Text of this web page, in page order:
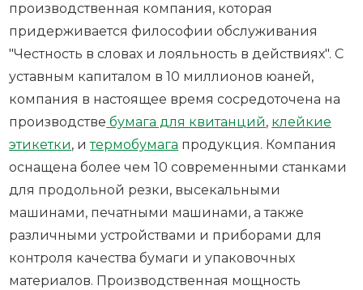
производственная компания, которая
придерживается философии обслуживания
"Честность в словах и лояльность в действиях". С
уставным капиталом в 10 миллионов юаней,
компания в настоящее время сосредоточена на
производстве бумага для квитанций, клейкие
этикетки, итермобумага продукция. Компания
оснащена более чем 10 современными станками
для продольной резки, высекальными
машинами, печатными машинами, а также
различными устройствами и приборами для
контроля качества бумаги и упаковочных
материалов. Производственная мощность